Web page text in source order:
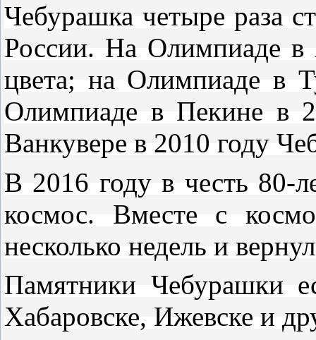
Чебурашка четыре раза
России. На Олимпиаде в
цвета; на Олимпиаде в
Олимпиаде в Пекине в
Ванкувере в 2010 году
В 2016 году в честь 80-
космос. Вместе с
несколько недель и
Памятники Чебурашки
Хабаровске, Ижевске и